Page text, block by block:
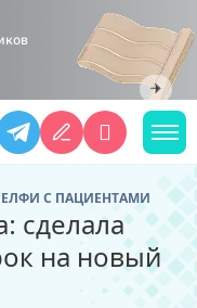
С ПАЦИЕНТАМИ
сделала
на новый